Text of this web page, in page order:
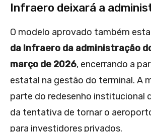
Infraero deixará a
O modelo aprovado também
da Infraero da administração
março de 2026, encerrando a
estatal na gestão do terminal. A
parte do redesenho institucional
da tentativa de tornar o
para investidores privados.